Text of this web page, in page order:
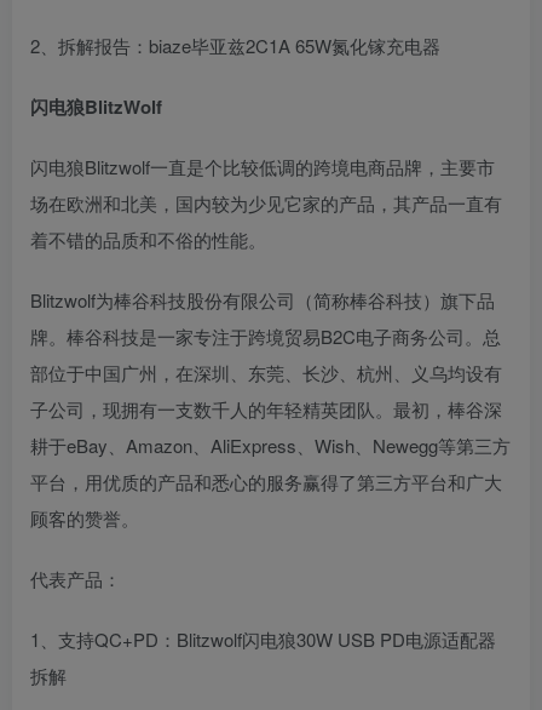
2、拆解报告：biaze毕亚兹2C1A 65W氮化镓充电器
闪电狼BlitzWolf
闪电狼Blitzwolf一直是个比较低调的跨境电商品牌，主要市
场在欧洲和北美，国内较为少见它家的产品，其产品一直有
着不错的品质和不俗的性能。
Blitzwolf为棒谷科技股份有限公司（简称棒谷科技）旗下品
牌。棒谷科技是一家专注于跨境贸易B2C电子商务公司。总
部位于中国广州，在深圳、东莞、长沙、杭州、义乌均设有
子公司，现拥有一支数千人的年轻精英团队。最初，棒谷深
耕于eBay、Amazon、AliExpress、Wish、Newegg等第三方
平台，用优质的产品和悉心的服务赢得了第三方平台和广大
顾客的赞誉。
代表产品：
1、支持QC+PD：Blitzwolf闪电狼30W USB PD电源适配器
拆解